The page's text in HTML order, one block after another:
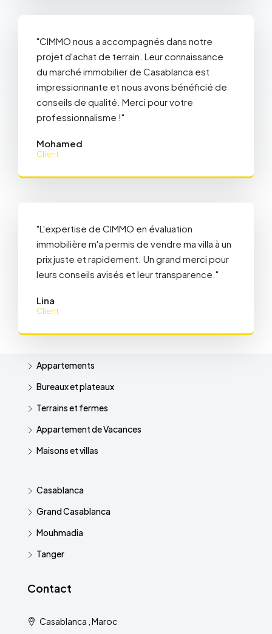
"CIMMO nous a accompagnés dans notre
projet d'achat de terrain. Leur connaissance
du marché immobilier de Casablanca est
impressionnante et nous avons bénéficié de
conseils de qualité. Merci pour votre
professionnalisme !"
Mohamed
Client
"L'expertise de CIMMO en évaluation
immobilière m'a permis de vendre ma villa à un
prix juste et rapidement. Un grand merci pour
leurs conseils avisés et leur transparence."
Lina
Client
Découvrir
Appartements
Bureaux et plateaux
Terrains et fermes
Appartement de Vacances
Maisons et villas
Casablanca
Grand Casablanca
Mouhmadia
Tanger
Contact
Casablanca , Maroc